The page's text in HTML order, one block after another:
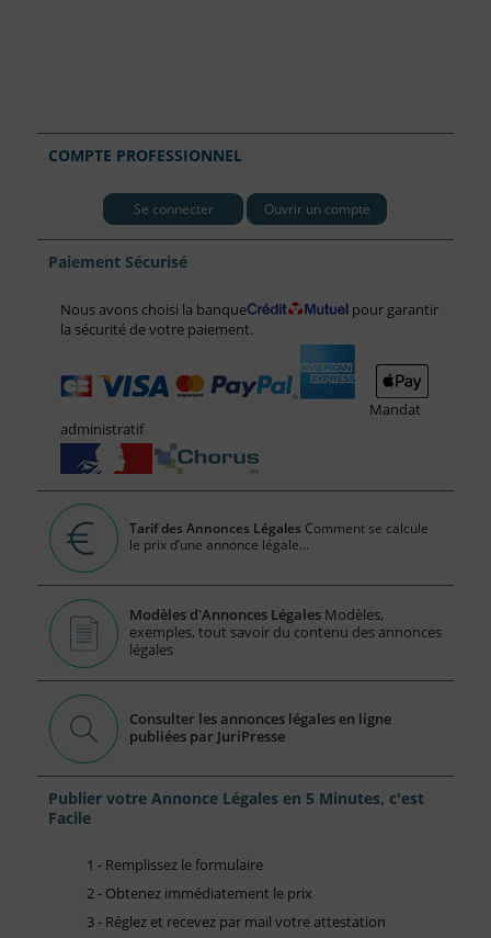
COMPTE PROFESSIONNEL
Se connecter Ouvrir un compte
Paiement Sécurisé
Nous avons choisi la banque
pour garantir
la sécurité de votre paiement.
Mandat
administratif
Tarif des Annonces Légales Comment se calcule
le prix d’une annonce légale...
Modèles d'Annonces Légales Modèles,
exemples, tout savoir du contenu des annonces
légales
Consulter les annonces légales en ligne
publiées par JuriPresse
Publier votre Annonce Légales en 5 Minutes, c'est
Facile
1 - Remplissez le formulaire
2 - Obtenez immédiatement le prix
3 - Réglez et recevez par mail votre attestation